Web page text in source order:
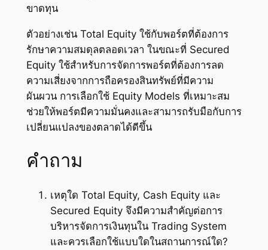
ขาดทุน
ตัวอย่างเช่น Total Equity ใช้กับพอร์ตที่ต้องการ
รักษาความสมดุลตลอดเวลา ในขณะที่ Secured
Equity ใช้สำหรับการจัดการพอร์ตที่ต้องการลด
ความเสี่ยงจากการถือครองสินทรัพย์ที่มีความ
ผันผวน การเลือกใช้ Equity Models ที่เหมาะสม
ช่วยให้พอร์ตมีความมั่นคงและสามารถรับมือกับการ
เปลี่ยนแปลงของตลาดได้ดีขึ้น
คำถาม
เหตุใด Total Equity, Cash Equity และ
Secured Equity จึงมีความสำคัญต่อการ
บริหารจัดการเงินทุนใน Trading System
และควรเลือกใช้แบบใดในสถานการณ์ใด?